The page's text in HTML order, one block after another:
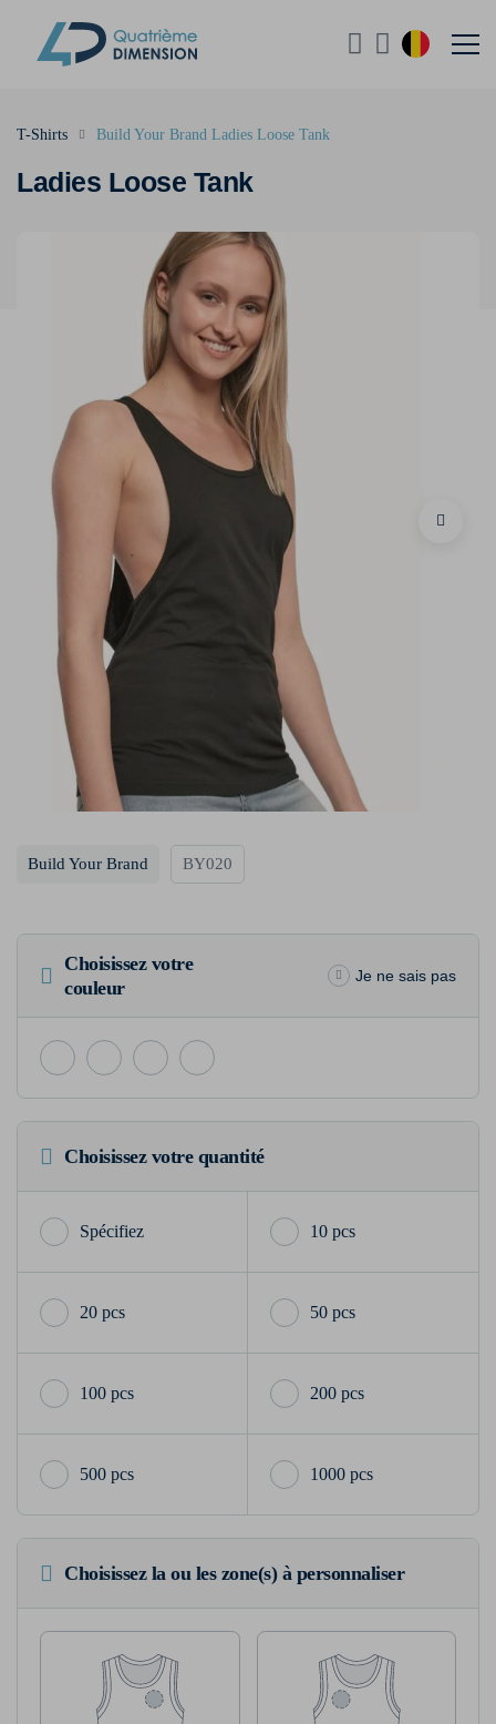
Ladies Loose Tank
T-Shirts Build Your Brand Ladies Loose Tank
Build Your Brand BY020
Choisissez votre
couleur
Je ne sais pas
Choisissez votre quantité
10 pcs
20 pcs 50 pcs
100 pcs 200 pcs
500 pcs 1000 pcs
Choisissez la ou les zone(s) à personnaliser